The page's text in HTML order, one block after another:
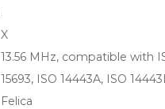
X
13.56 MHz, compatible with
15693, ISO 14443A, ISO
Felica